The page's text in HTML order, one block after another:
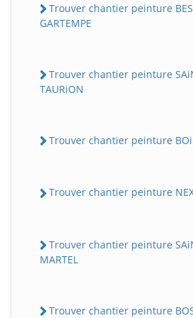
Trouver chantier peinture
GARTEMPE
Trouver chantier peinture
TAURiON
Trouver chantier peinture
Trouver chantier peinture
Trouver chantier peinture
MARTEL
Trouver chantier peinture